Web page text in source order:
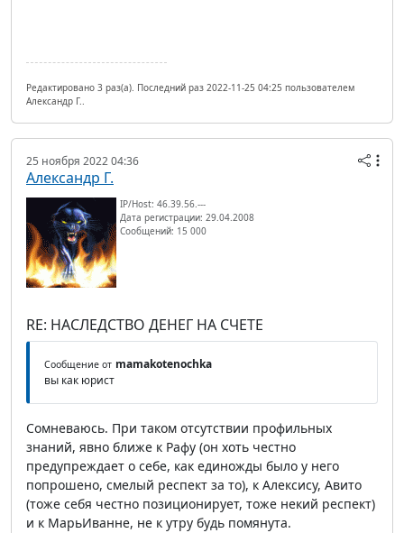
Редактировано 3 раз(а). Последний раз 2022-11-25 04:25 пользователем
Александр Г..
25 ноября 2022 04:36
Александр Г.
IP/Host: 46.39.56.---
Дата регистрации: 29.04.2008
Сообщений: 15 000
RE: НАСЛЕДСТВО ДЕНЕГ НА СЧЕТЕ
Сообщение от mamakotenochka
вы как юрист
Сомневаюсь. При таком отсутствии профильных
знаний, явно ближе к Рафу (он хоть честно
предупреждает о себе, как единожды было у него
попрошено, смелый респект за то), к Алексису, Авито
(тоже себя честно позиционирует, тоже некий респект)
и к МарьИванне, не к утру будь помянута.